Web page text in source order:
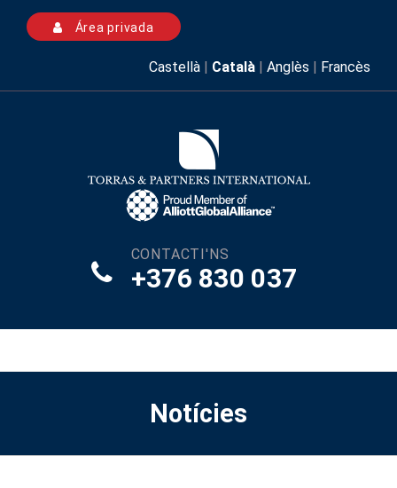
Área privada
Castellà | Català | Anglès | Francès
CONTACTI'NS
+376 830 037
Notícies